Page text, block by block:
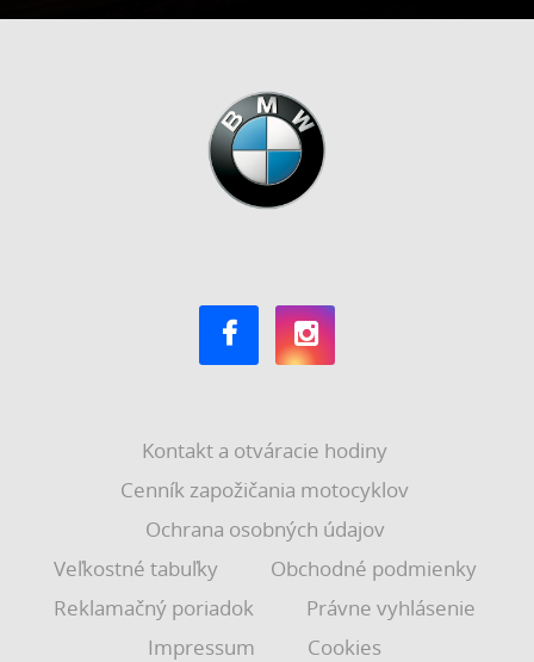
Kontakt a otváracie hodiny
Cenník zapožičania motocyklov
Ochrana osobných údajov
Veľkostné tabuľky
Obchodné podmienky
Reklamačný poriadok
Právne vyhlásenie
Impressum
Cookies